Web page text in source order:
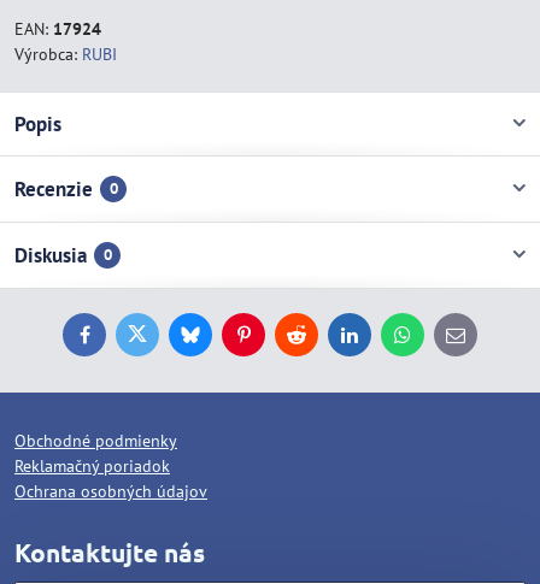
EAN: 17924
Výrobca: RUBI
Popis
Recenzie 0
Diskusia 0
FacebookTwitterBlueskyPinterestReddit LinkedInWhatsApp
E-
mail
Obchodné podmienky
Reklamačný poriadok
Ochrana osobných údajov
Kontaktujte nás